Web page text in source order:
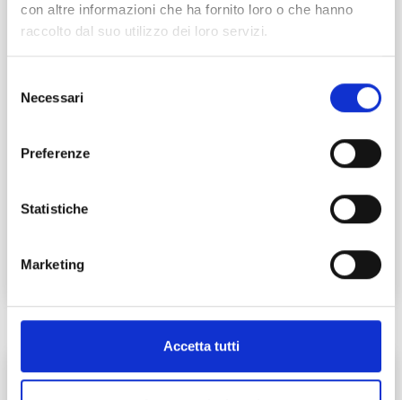
con altre informazioni che ha fornito loro o che hanno
raccolto dal suo utilizzo dei loro servizi.
delNecessari
Preferenze
Statistiche
Marketing
Accetta tutti
Rassegne
piazza del giglio lucca